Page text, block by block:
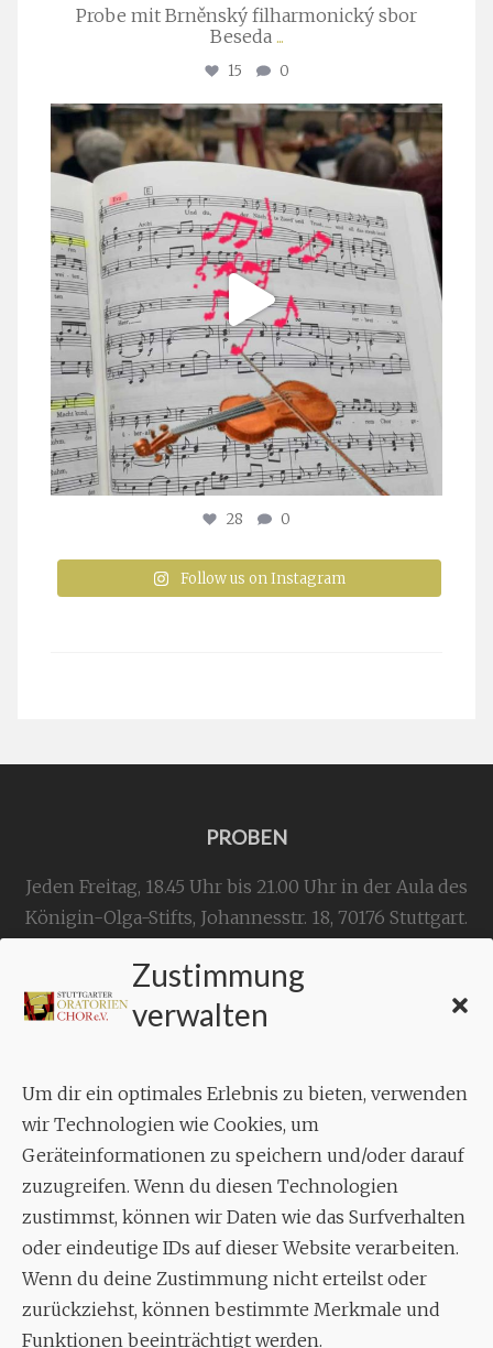
Zustimmung
verwalten
Um dir ein optimales Erlebnis zu bieten, verwenden
wir Technologien wie Cookies, um
Geräteinformationen zu speichern und/oder darauf
zuzugreifen. Wenn du diesen Technologien
zustimmst, können wir Daten wie das Surfverhalten
oder eindeutige IDs auf dieser Website verarbeiten.
Wenn du deine Zustimmung nicht erteilst oder
zurückziehst, können bestimmte Merkmale und
Funktionen beeinträchtigt werden.
Probe mit Brněnský filharmonický sbor
Beseda ...
15 0
stuttgarter_oratorienchor
Juli 23
28 0
Follow us on Instagram
PROBEN
Jeden Freitag, 18.45 Uhr bis 21.00 Uhr in der Aula des
Königin-Olga-Stifts, Johannesstr. 18, 70176 Stuttgart.
KONTAKT
Geschäftsstelle:
Aixheimer Str. 18
70619 Stuttgart
MUSIK
Musikalischer Leiter:
Enrico Trummer
Tel.+49 (0)177 / 34 23 57 1